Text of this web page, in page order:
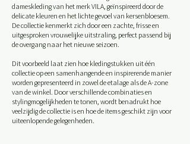
dameskleding van het merk VILA, geïnspireerd door de
delicate kleuren en het lichte gevoel van kersenbloesem.
De collectie kenmerkt zich door een zachte, frisse en
uitgesproken vrouwelijke uitstraling, perfect passend bij
de overgang naar het nieuwe seizoen.
Dit voorbeeld laat zien hoe kledingstukken uit één
collectie op een samenhangende en inspirerende manier
worden gepresenteerd in zowel de etalage als de A-zone
van de winkel. Door verschillende combinaties en
stylingmogelijkheden te tonen, wordt benadrukt hoe
veelzijdig de collectie is en hoe de items geschikt zijn voor
uiteenlopende gelegenheden.